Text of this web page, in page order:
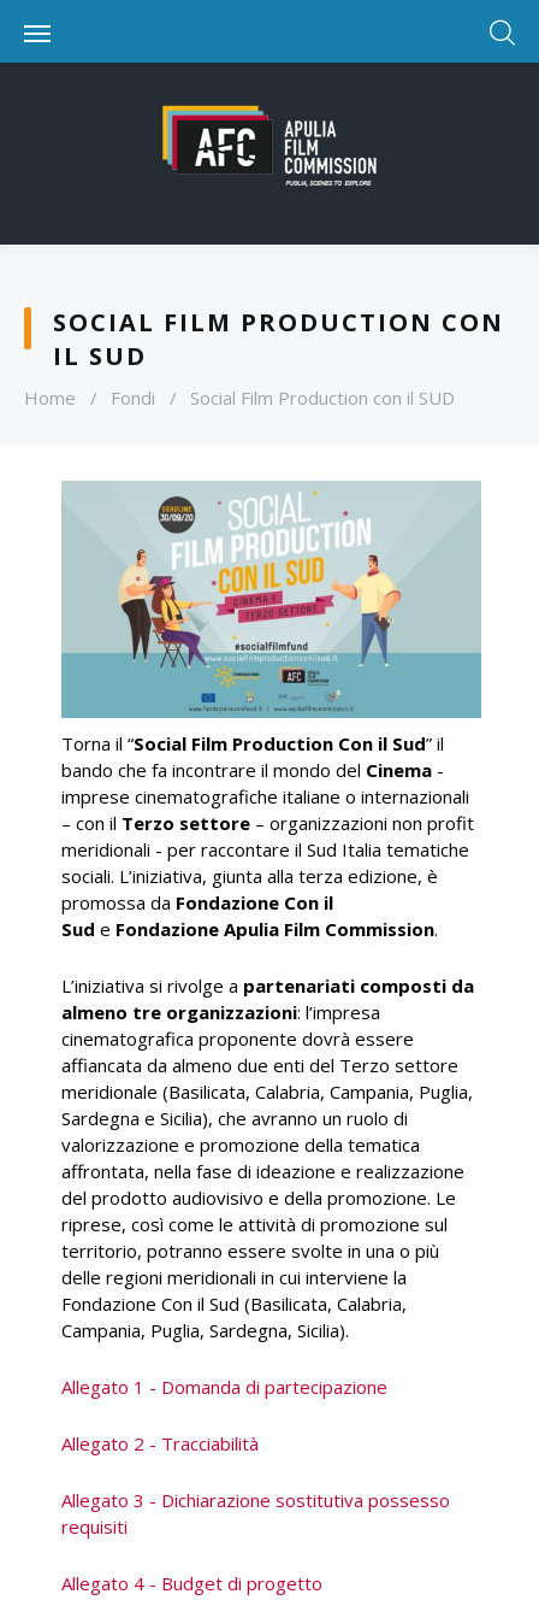
SOCIAL FILM PRODUCTION CON
IL SUD
Home / Fondi / Social Film Production con il SUD
Torna il “Social Film Production Con il Sud” il
bando che fa incontrare il mondo del Cinema -
imprese cinematografiche italiane o internazionali
– con il Terzo settore – organizzazioni non profit
meridionali - per raccontare il Sud Italia tematiche
sociali. L’iniziativa, giunta alla terza edizione, è
promossa da Fondazione Con il
Sud e Fondazione Apulia Film Commission.
L’iniziativa si rivolge a partenariati composti da
almeno tre organizzazioni: l’impresa
cinematografica proponente dovrà essere
affiancata da almeno due enti del Terzo settore
meridionale (Basilicata, Calabria, Campania, Puglia,
Sardegna e Sicilia), che avranno un ruolo di
valorizzazione e promozione della tematica
affrontata, nella fase di ideazione e realizzazione
del prodotto audiovisivo e della promozione. Le
riprese, così come le attività di promozione sul
territorio, potranno essere svolte in una o più
delle regioni meridionali in cui interviene la
Fondazione Con il Sud (Basilicata, Calabria,
Campania, Puglia, Sardegna, Sicilia).
Allegato 1 - Domanda di partecipazione
Allegato 2 - Tracciabilità
Allegato 3 - Dichiarazione sostitutiva possesso
requisiti
Allegato 4 - Budget di progetto